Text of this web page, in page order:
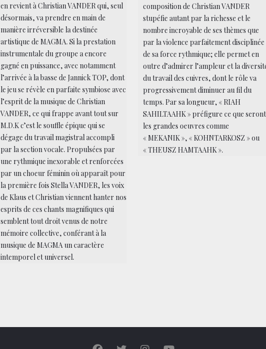
en revient à Christian VANDER qui, seul
désormais, va prendre en main de
manière irréversible la destinée
artistique de MAGMA. Si la prestation
instrumentale du groupe a encore
gagné en puissance, avec notamment
l’arrivée à la basse de Jannick TOP, dont
le jeu se révèle en parfaite symbiose avec
l’esprit de la musique de Christian
VANDER, ce qui frappe avant tout sur
M.D.K c’est le souffle épique qui se
dégage du travail magistral accompli
par la section vocale. Propulsées par
une rythmique inexorable et renforcées
par un choeur féminin où apparaît pour
la première fois Stella VANDER, les voix
de Klaus et Christian viennent hanter nos
esprits de ces chants magnifiques qui
semblent tout droit venus de notre
mémoire collective, conférant à la
musique de MAGMA un caractère
intemporel et universel.
composition de Christian VANDER
stupéfie autant par la richesse et le
nombre incroyable de ses thèmes que
par la violence parfaitement disciplinée
de sa force rythmique; elle permet en
outre d’admirer l’ampleur et la
du travail des cuivres, dont le rôle va
progressivement diminuer au fil du
temps. Par sa longueur, « RIAH
SAHILTAAHK » préfigure ce que seront
les grandes oeuvres comme
« MEKANIK », « KOHNTARKOSZ » ou
« THEUSZ HAMTAAHK ».